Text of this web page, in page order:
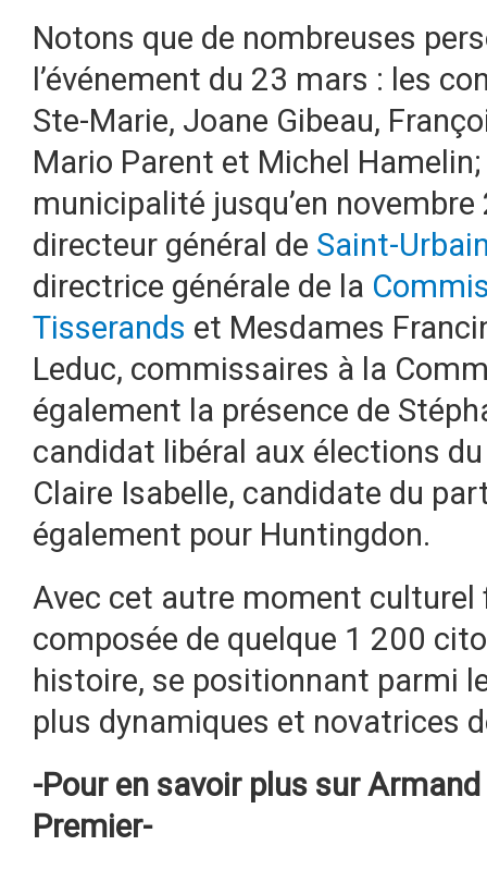
Notons que de nombreuses
l’événement du 23 mars : les
Ste-Marie, Joane Gibeau,
Mario Parent et Michel
municipalité jusqu’en
directeur général de Saint-
directrice générale de la
Tisserands et Mesdames
Leduc, commissaires à la
également la présence de
candidat libéral aux élections
Claire Isabelle, candidate du
également pour Huntingdon.
Avec cet autre moment culturel
composée de quelque 1 200
histoire, se positionnant parmi
plus dynamiques et novatrices
-Pour en savoir plus sur
Premier-